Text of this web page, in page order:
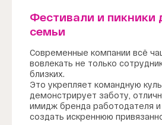
Фестивали и пикники
семьи
Современные компании всё
вовлекать не только
близких.
Это укрепляет командную
демонстрирует заботу,
имидж бренда работодателя
создать искреннюю